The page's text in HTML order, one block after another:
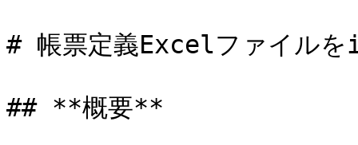
# 帳票定義Excelファイル
## **概要**